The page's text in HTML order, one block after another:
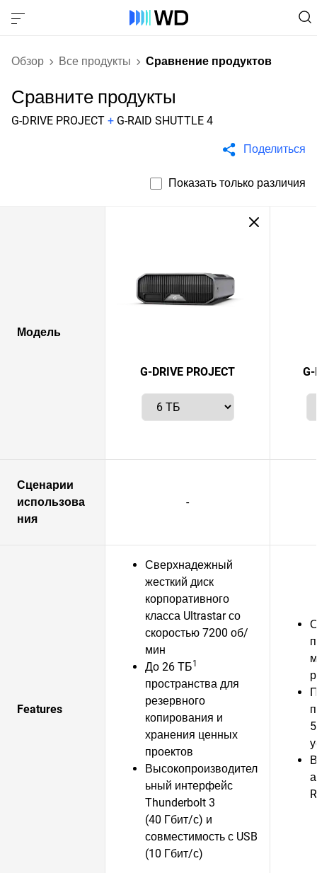
Обзор Все продукты Сравнение продуктов
Сравните продукты
G-DRIVE PROJECT + G-RAID SHUTTLE 4
Поделиться
Показать только различия
Модель
G-DRIVE PROJECT
Сценарии
использова
ния
-
Features
Сверхнадежный
жесткий диск
корпоративного
класса Ultrastar со
скоростью 7200 об/
мин
До 26 ТБ1
пространства для
резервного
копирования и
хранения ценных
проектов
Высокопроизводител
ьный интерфейс
Thunderbolt 3
(40 Гбит/с) и
совместимость с USB
(10 Гбит/с)